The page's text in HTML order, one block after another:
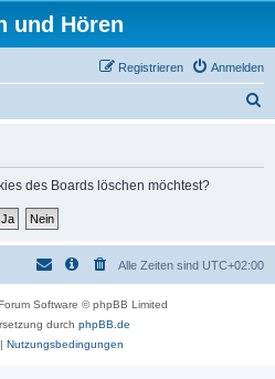
und Hören
Anmelden
Registrieren
des Boards löschen möchtest?
Alle Zeiten sind UTC+02:00
Software © phpBB Limited
durch phpBB.de
Nutzungsbedingungen